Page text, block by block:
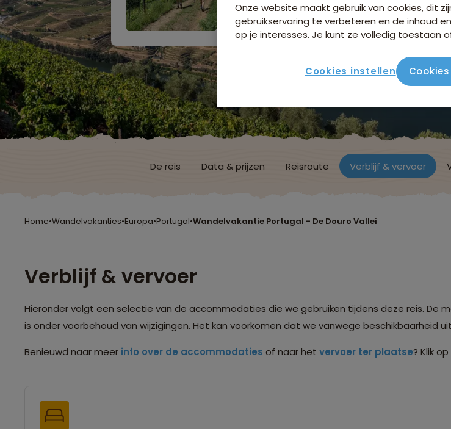
Niet boekbaar
De reis Data & prijzen Reisroute Verblijf & vervoer
Home•Wandelvakanties•Europa•Portugal•Wandelvakantie Portugal - De Douro Vallei
Verblijf & vervoer
Hieronder volgt een selectie van de accommodaties die we gebruiken tijdens deze reis. De
is onder voorbehoud van wijzigingen. Het kan voorkomen dat we vanwege beschikbaarheid
Benieuwd naar meer info over de accommodaties of naar het vervoer ter plaatse? Klik
Onze website maakt gebruik van cookies, dit
gebruikservaring te verbeteren en de inhoud
op je interesses. Je kunt ze volledig toestaan
Cookies instellen